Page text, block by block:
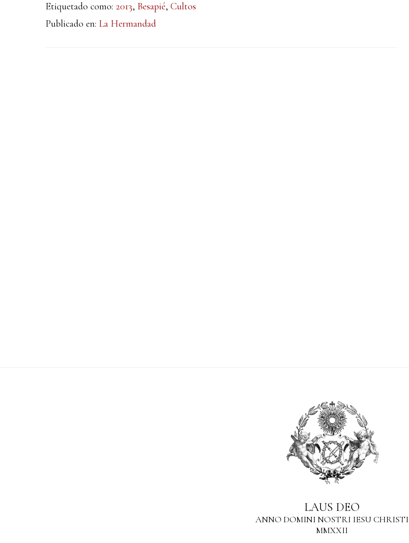
Etiquetado como: 2013, Besapié, Cultos
Publicado en: La Hermandad
LAUS DEO
ANNO DOMINI NOSTRI IESU CHRISTI
MMXXII